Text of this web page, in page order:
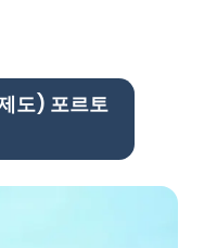
도) 포르토